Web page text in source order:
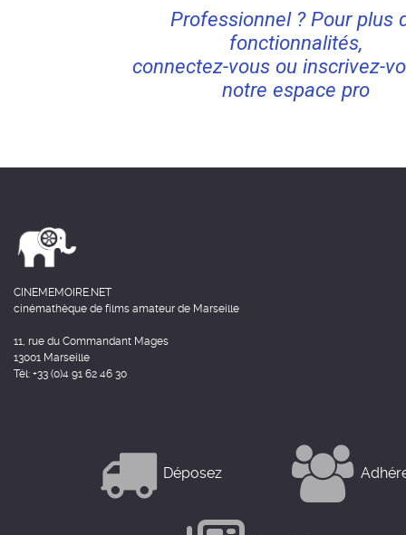
Professionnel ? Pour plus
fonctionnalités,
connectez-vous ou inscrivez-
notre espace pro
CINEMEMOIRE.NET
cinémathèque de films amateur de Marseille
11, rue du Commandant Mages
13001 Marseille
Tél: +33 (0)4 91 62 46 30
Déposez